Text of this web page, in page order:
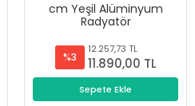
cm Yeşil Alüminyum
Radyatör
%3
12.257,73 TL
11.890,00 TL
Sepete Ekle